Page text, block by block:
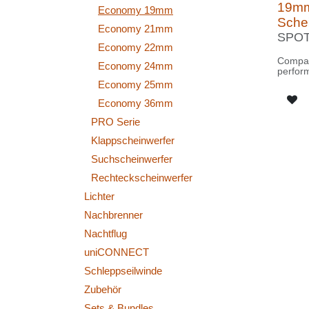
Economy 19mm
Economy 21mm
Economy 22mm
Economy 24mm
Economy 25mm
Economy 36mm
PRO Serie
Klappscheinwerfer
Suchscheinwerfer
Rechteckscheinwerfer
Lichter
Nachbrenner
Nachtflug
uniCONNECT
Schleppseilwinde
Zubehör
high-